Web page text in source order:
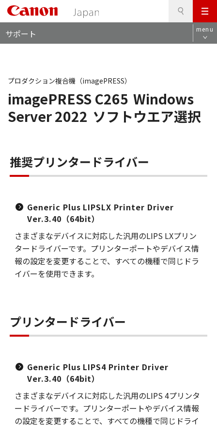
メ
ニ
ュ
サポート menu
imagePRESS C265 Windows
Server 2022 ソフトウエア選択
プロダクション複合機（imagePRESS）
推奨プリンタードライバー
Generic Plus LIPSLX Printer Driver
Ver.3.40（64bit）
さまざまなデバイスに対応した汎用のLIPS LXプリン
タードライバーです。プリンターポートやデバイス情
報の設定を変更することで、すべての機種で同じドラ
イバーを使用できます。
プリンタードライバー
Generic Plus LIPS4 Printer Driver
Ver.3.40（64bit）
さまざまなデバイスに対応した汎用のLIPS 4プリンタ
ードライバーです。プリンターポートやデバイス情報
の設定を変更することで、すべての機種で同じドライ